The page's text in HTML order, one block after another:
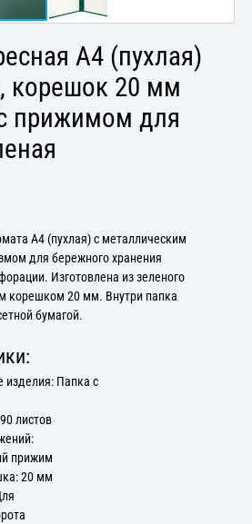
А4 (пухлая)
корешок 20 мм
прижимом для
А4 (пухлая) с металлическим
для бережного хранения
Изготовлена из зеленого
корешком 20 мм. Внутри папка
бумагой.
изделия: Папка с
листов
прижим
20 мм